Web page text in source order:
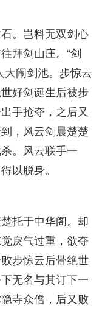
。岂料无双剑心
拜剑山庄。“剑
大闹剑池。步惊云
好剑诞生后被步
手抢夺，之后又
，风云剑晨楚楚
。风云联手一
以脱身。
托于中华阁。却
戾气过重，欲夺
步惊云后带绝世
无名与其订下一
寺众僧，后又败